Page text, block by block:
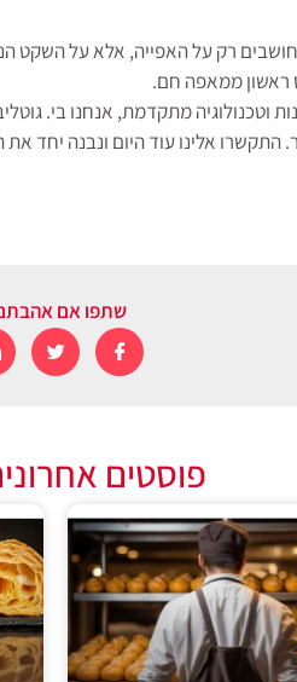
חושבים רק על האפייה, אלא על השקט
ראשון ממאפה חם.
וטכנולוגיה מתקדמת, אנחנו בי.
התקשרו אלינו עוד היום ונבנה יחד
שתפו אם
פוסטים